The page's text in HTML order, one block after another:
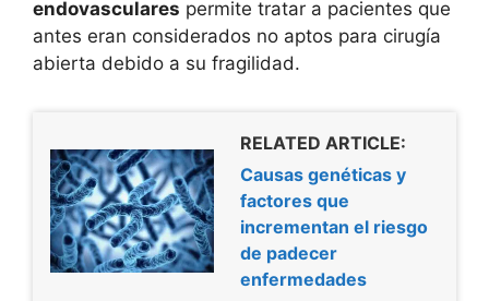
endovasculares permite tratar a pacientes que
antes eran considerados no aptos para cirugía
abierta debido a su fragilidad.
RELATED ARTICLE:
Causas genéticas y
factores que
incrementan el riesgo
de padecer
enfermedades